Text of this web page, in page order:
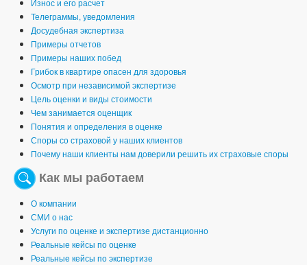
Износ и его расчет
Телеграммы, уведомления
Досудебная экспертиза
Примеры отчетов
Примеры наших побед
Грибок в квартире опасен для здоровья
Осмотр при независимой экспертизе
Цель оценки и виды стоимости
Чем занимается оценщик
Понятия и определения в оценке
Споры со страховой у наших клиентов
Почему наши клиенты нам доверили решить их страховые споры
Как мы работаем
О компании
СМИ о нас
Услуги по оценке и экспертизе дистанционно
Реальные кейсы по оценке
Реальные кейсы по экспертизе